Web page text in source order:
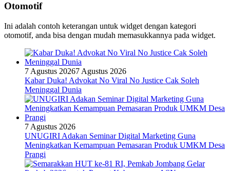
Otomotif
Ini adalah contoh keterangan untuk widget dengan kategori
otomotif, anda bisa dengan mudah memasukkannya pada widget.
7 Agustus 20267 Agustus 2026
Kabar Duka! Advokat No Viral No Justice Cak Soleh
Meninggal Dunia
7 Agustus 2026
UNUGIRI Adakan Seminar Digital Marketing Guna
Meningkatkan Kemampuan Pemasaran Produk UMKM Desa
Prangi